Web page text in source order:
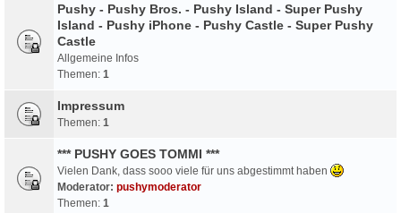
Pushy - Pushy Bros. - Pushy Island - Super Pushy
Island - Pushy iPhone - Pushy Castle - Super Pushy
Castle
Allgemeine Infos
Themen: 1
Impressum
Themen: 1
*** PUSHY GOES TOMMI ***
Vielen Dank, dass sooo viele für uns abgestimmt haben
Moderator: pushymoderator
Themen: 1